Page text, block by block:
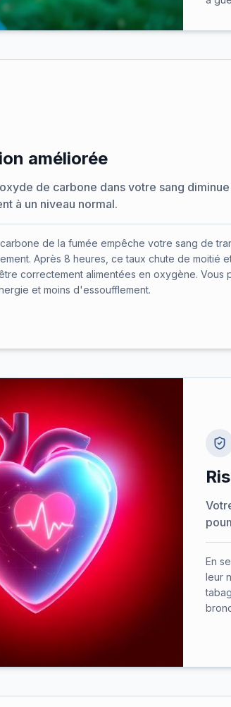
améliorée
de carbone dans votre sang
à un niveau normal.
de la fumée empêche votre sang de
Après 8 heures, ce taux chute de moitié
correctement alimentées en oxygène. Vous
et moins d'essoufflement.
En
leur